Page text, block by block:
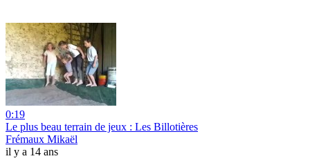
0:19
Le plus beau terrain de jeux : Les Billotières
Frémaux Mikaël
il y a 14 ans